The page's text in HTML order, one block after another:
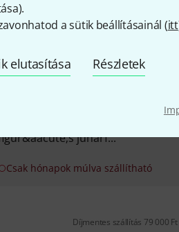
).
a sütik beállításainál (itt
elutasítása Részletek
Csak hónapok múlva szállítható
FayHerr Schwarz 5 XS Semi
h&uacute;ros egyedi bolti
juharf...
Csak hónapok múlva szállítható
Díjmentes szállítás 79 000